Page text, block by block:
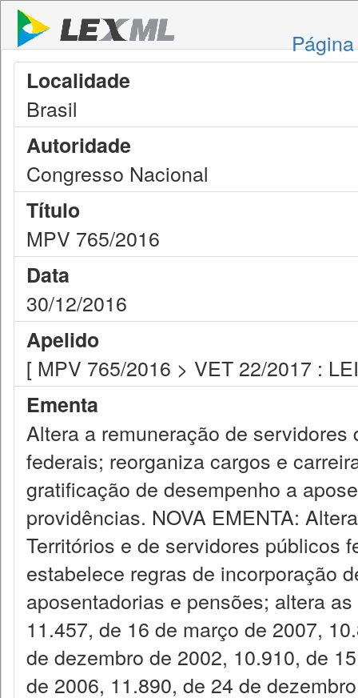
Localidade
Brasil
Autoridade
Congresso Nacional
Título
MPV 765/2016
Data
30/12/2016
Apelido
[ MPV 765/2016 > VET 22/2017 :
Ementa
Altera a remuneração de
federais; reorganiza cargos e
gratificação de desempenho a
providências. NOVA EMENTA:
Territórios e de servidores públicos
estabelece regras de incorporação
aposentadorias e pensões; altera
11.457, de 16 de março de 2007,
de dezembro de 2002, 10.910, de
de 2006, 11.890, de 24 de